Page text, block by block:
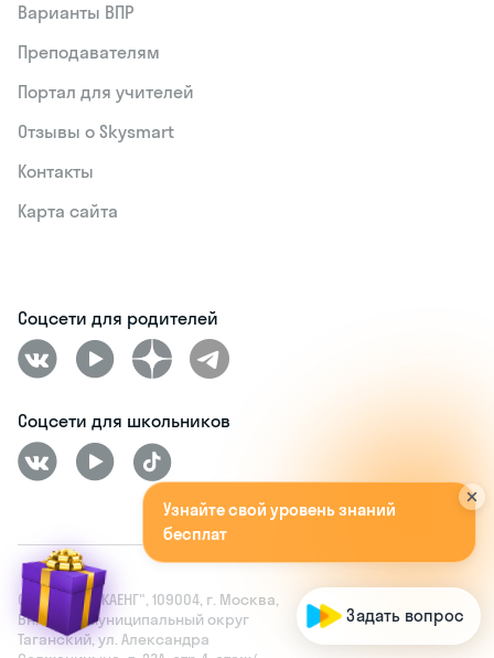
Варианты ВПР
Преподавателям
Портал для учителей
Отзывы о Skysmart
Контакты
Карта сайта
Соцсети для родителей
Соцсети для школьников
ОАНО ДПО "СКАЕНГ", 109004, г. Москва,
Вн. тер. г. муниципальный округ
Таганский, ул. Александра
Узнайтесвой уровеньзнаний
бесплат